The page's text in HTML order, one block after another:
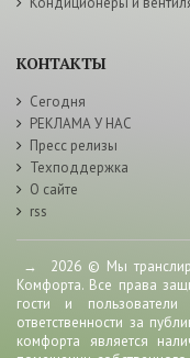
КОНТАКТЫ
Сегодня
РЕКЛАМА У НАС
Пресс релизы
Техподдержка
О сайте
rss
→ 2026 © Мы
Комфорта. Все права
гости и
ответственности за
комфорта является